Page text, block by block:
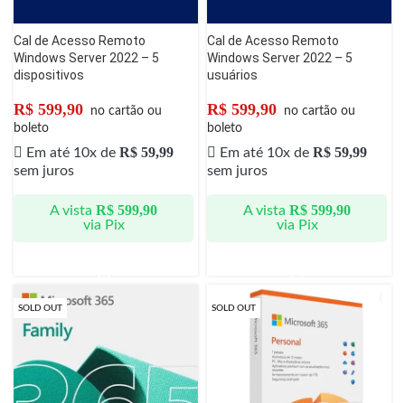
Cal de Acesso Remoto
Windows Server 2022 – 5
dispositivos
R$ 599,90
no cartão ou
boleto
A vista R$ 599,90
via Pix
Em até 10x de R$ 59,99
sem juros
Cal de Acesso Remoto
Windows Server 2022 – 5
usuários
R$ 599,90
no cartão ou
boleto
A vista R$ 599,90
via Pix
Em até 10x de R$ 59,99
sem juros
SOLD OUT SOLD OUT